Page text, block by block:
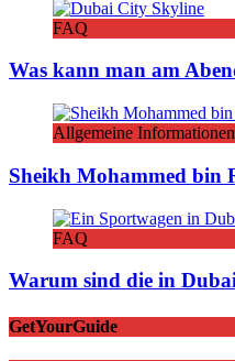
FAQ
Was kann man am
Allgemeine Informationen
Sheikh Mohammed bin
FAQ
Warum sind die in
GetYourGuide